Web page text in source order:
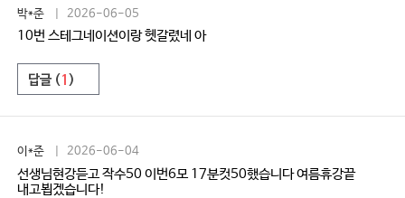
박*준 | 2026-06-05
10번 스테그네이션이랑 헷갈렸네 아
답글 ( 1 )
이*준 | 2026-06-04
선생님현강듣고 작수50 이번6모 17분컷50했습니다 여름휴강끝
내고뵙겠습니다!